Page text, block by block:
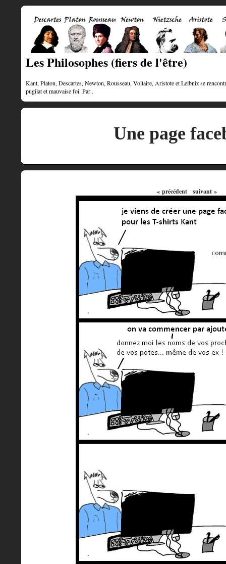
Les Philosophes (fiers de l'être)
Kant, Platon, Descartes, Newton, Rousseau, Voltaire, Aristote et Leibniz se
pugilat et mauvaise foi. Par .
Une page
« précédent suivant »